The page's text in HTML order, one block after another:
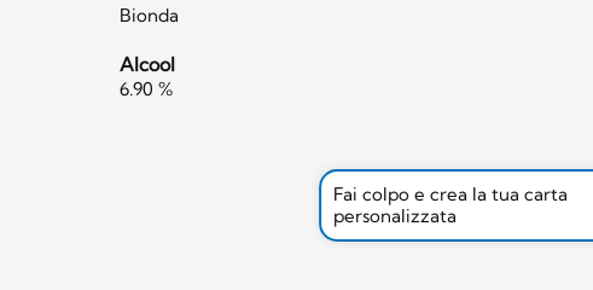
Bionda
Alcool
6.90 %
Fai colpo e crea la tua carta
personalizzata